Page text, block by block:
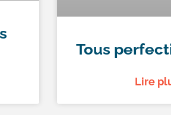
Tous
Lire